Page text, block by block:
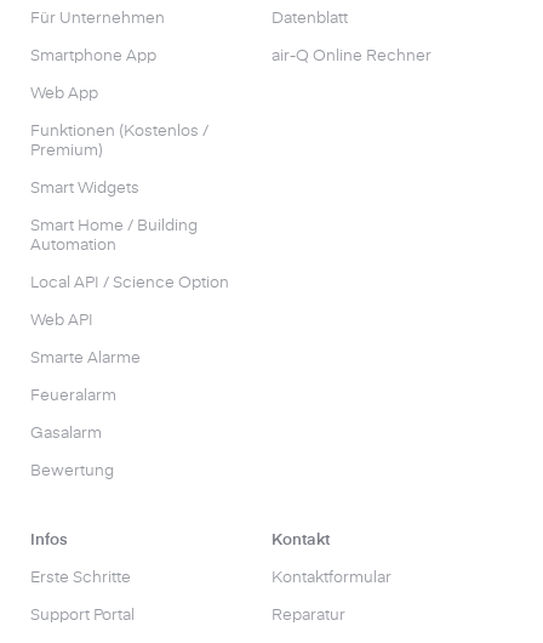
Für Unternehmen
Smartphone App
Web App
Funktionen (Kostenlos /
Premium)
Smart Widgets
Smart Home / Building
Automation
Local API / Science Option
Web API
Smarte Alarme
Feueralarm
Gasalarm
Bewertung
Datenblatt
air-Q Online Rechner
Infos
Erste Schritte
Support Portal
Kontakt
Kontaktformular
Reparatur